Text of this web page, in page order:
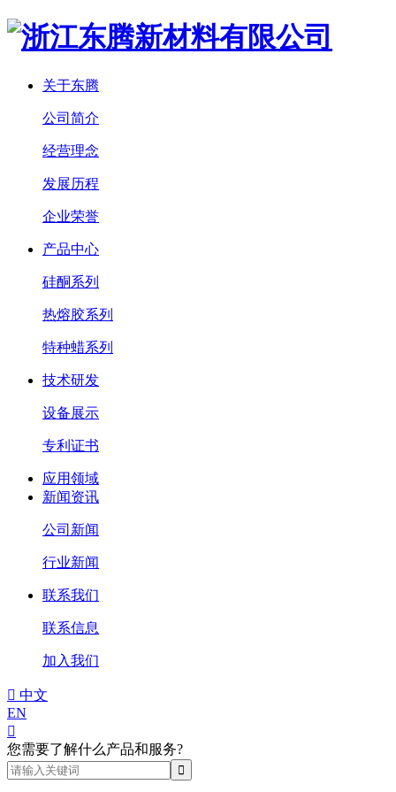
关于东腾
公司简介
经营理念
发展历程
企业荣誉
产品中心
硅酮系列
热熔胶系列
特种蜡系列
技术研发
设备展示
专利证书
应用领域
新闻资讯
公司新闻
行业新闻
联系我们
联系信息
加入我们
 中文
EN

您需要了解什么产品和服务?